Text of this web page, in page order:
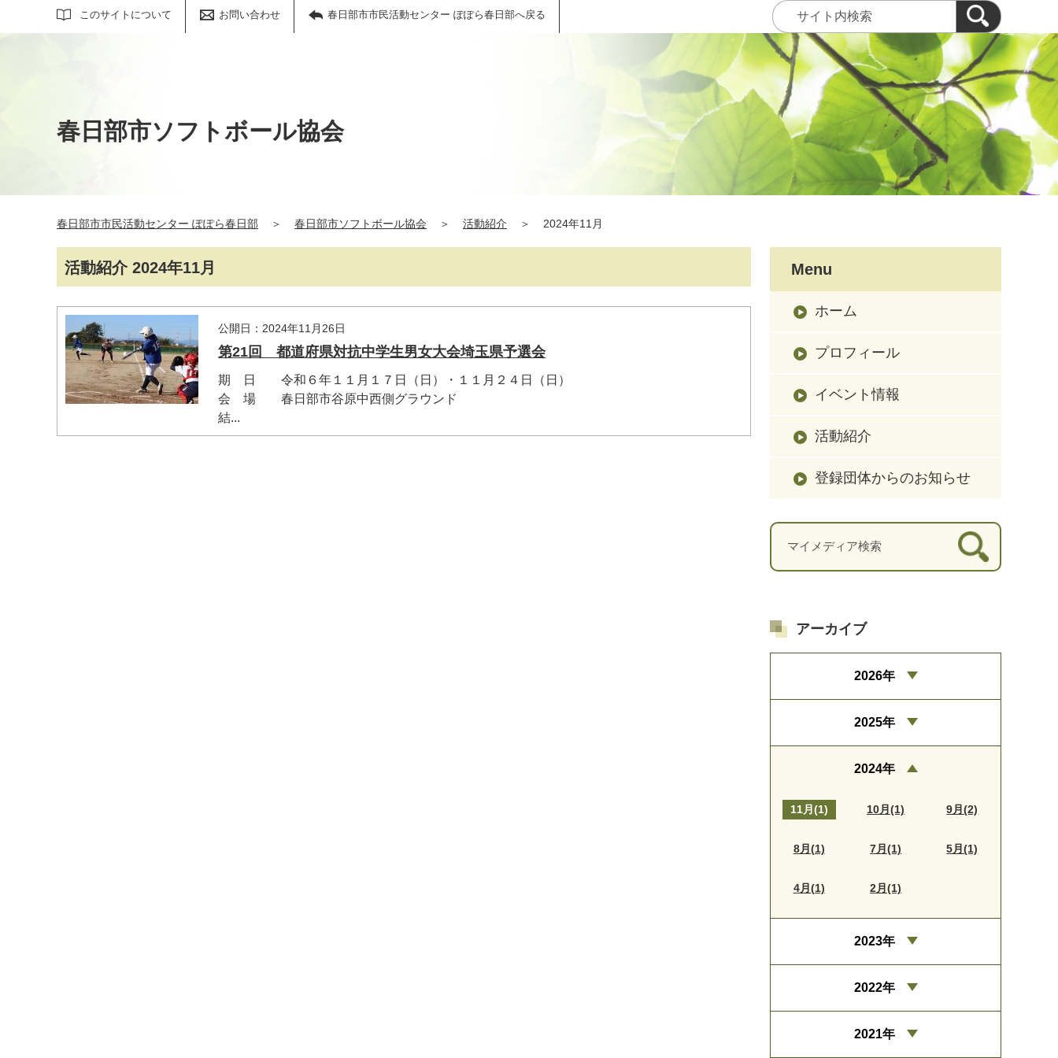
このサイトについて お問い合わせ 春日部市市民活動センター ぽぽら春日部へ戻る
サイト内検索
春日部市ソフトボール協会
春日部市市民活動センター ぽぽら春日部 ＞ 春日部市ソフトボール協会 ＞ 活動紹介 ＞ 2024年11月
活動紹介 2024年11月
公開日：2024年11月26日
第21回 都道府県対抗中学生男女大会埼玉県予選会
期 日 令和６年１１月１７日（日）・１１月２４日（日）
会 場 春日部市谷原中西側グラウンド
結...
Menu
ホーム
プロフィール
イベント情報
活動紹介
登録団体からのお知らせ
アーカイブ
2026年
2025年
2024年
11月(1) 10月(1) 9月(2)
8月(1) 7月(1) 5月(1)
4月(1) 2月(1)
2023年
2022年
2021年